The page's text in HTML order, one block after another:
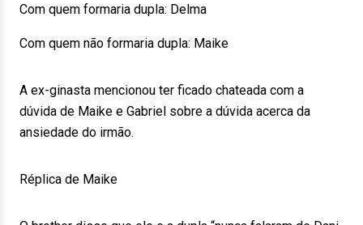
Com quem formaria dupla: Delma
Com quem não formaria dupla: Maike
A ex-ginasta mencionou ter ficado chateada com a
dúvida de Maike e Gabriel sobre a dúvida acerca da
ansiedade do irmão.
Réplica de Maike